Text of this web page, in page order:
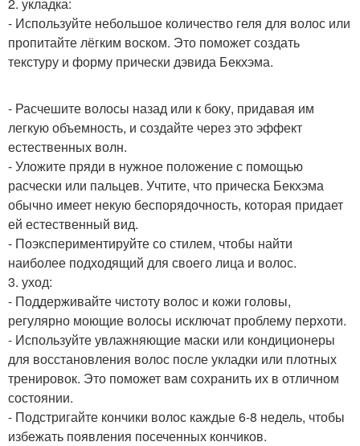
- Используйте небольшое количество геля для волос или
пропитайте лёгким воском. Это поможет создать
текстуру и форму прически дэвида Бекхэма.
- Расчешите волосы назад или к боку, придавая им
легкую объемность, и создайте через это эффект
естественных волн.
- Уложите пряди в нужное положение с помощью
расчески или пальцев. Учтите, что прическа Бекхэма
обычно имеет некую беспорядочность, которая придает
ей естественный вид.
- Поэкспериментируйте со стилем, чтобы найти
наиболее подходящий для своего лица и волос.
3. уход:
- Поддерживайте чистоту волос и кожи головы,
регулярно моющие волосы исключат проблему перхоти.
- Используйте увлажняющие маски или кондиционеры
для восстановления волос после укладки или плотных
тренировок. Это поможет вам сохранить их в отличном
состоянии.
- Подстригайте кончики волос каждые 6-8 недель, чтобы
избежать появления посеченных кончиков.